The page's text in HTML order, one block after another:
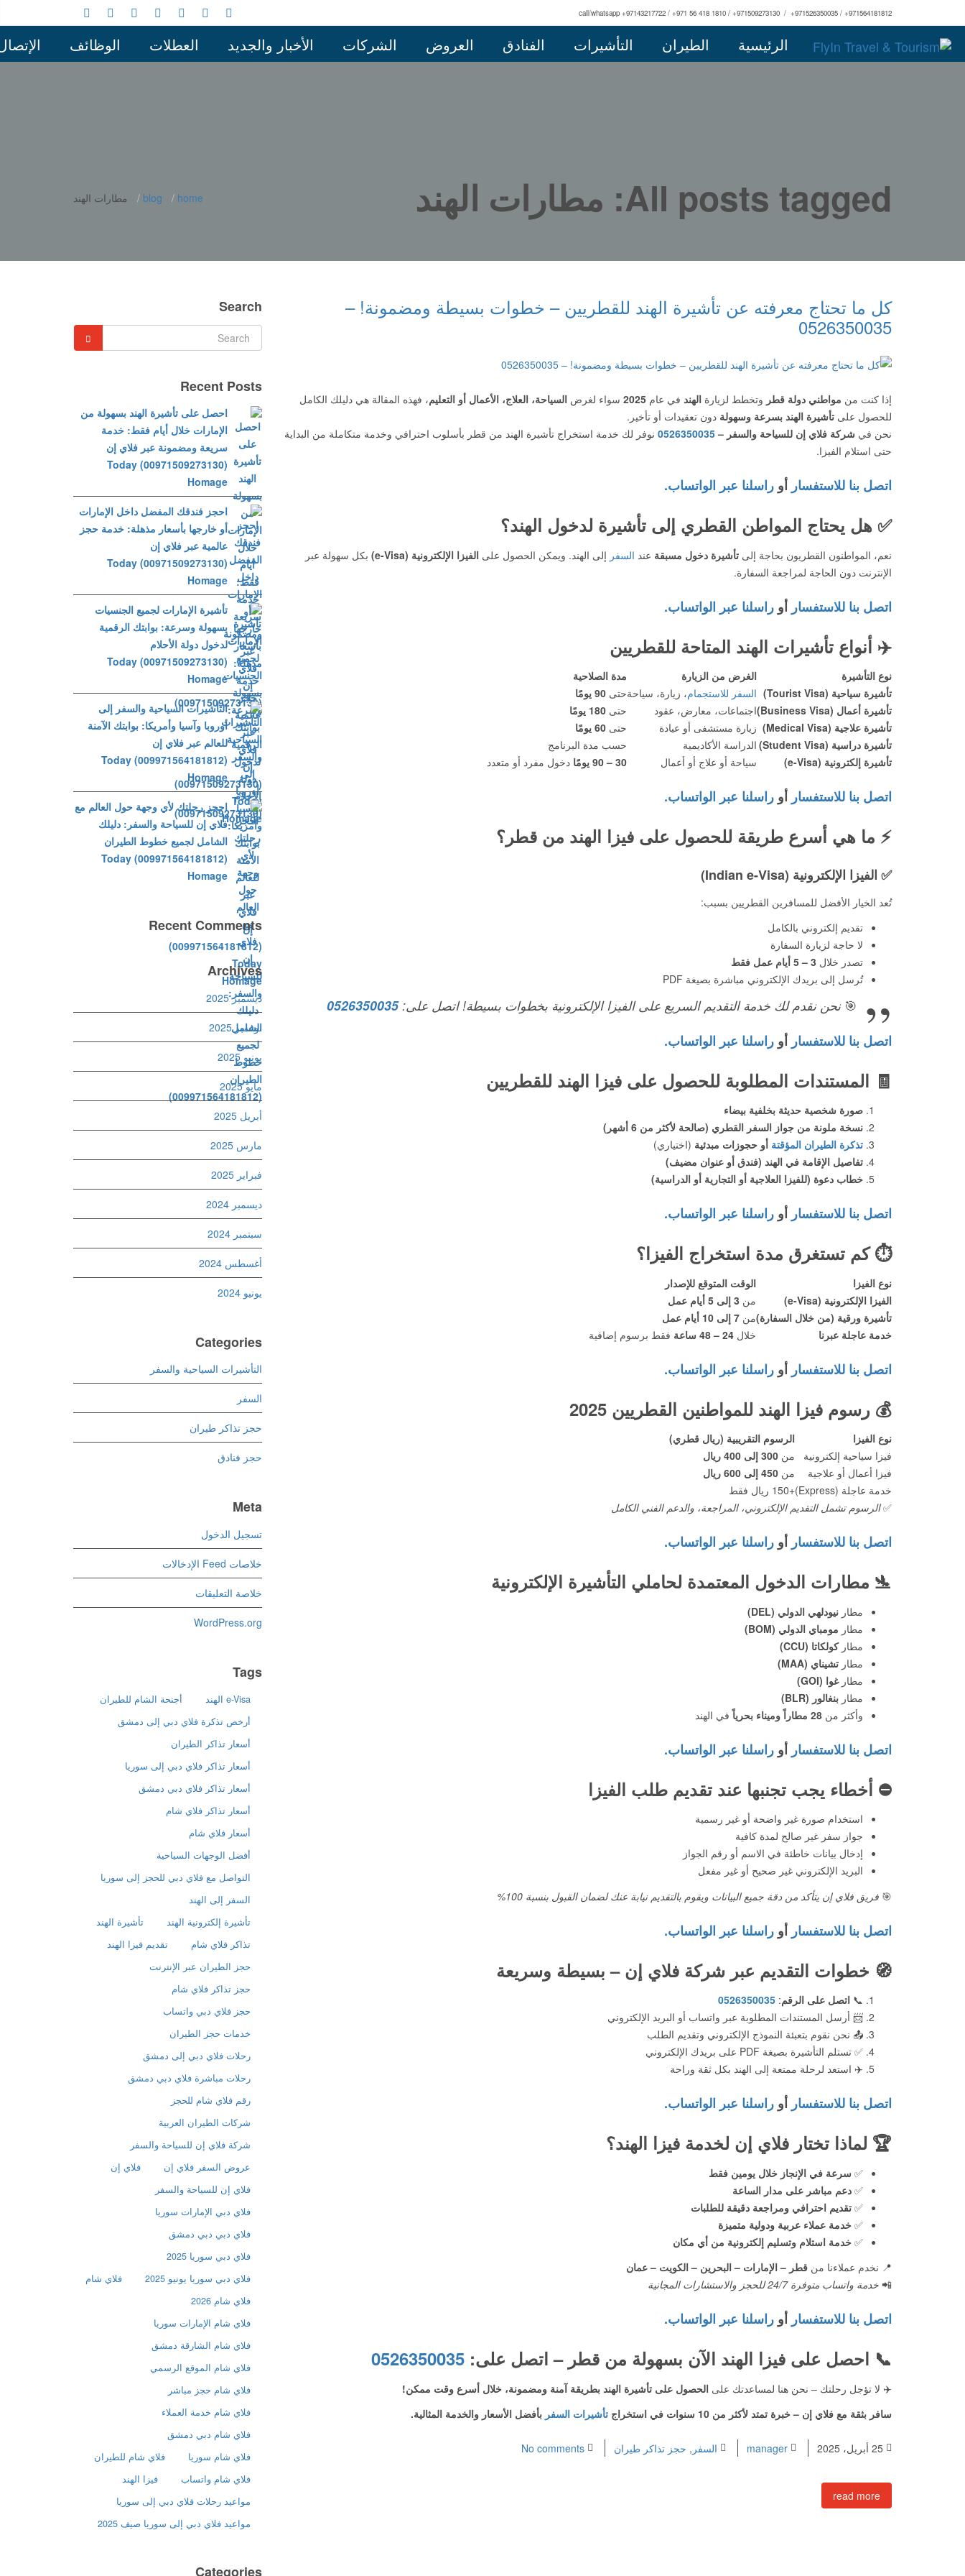
call/whatsapp +97143217722 / +971 56 418 1810 / +971509273130 / +971526350035 / +971564181812
الرئيسية الطيران التأشيرات الفنادق العروض الشركات الأخبار والجديد العطلات الوظائف
All posts tagged: مطارات الهند home
blog مطارات الهند
كل ما تحتاج معرفته عن تأشيرة الهند للقطريين – خطوات بسيطة ومضمونة! –
0526350035
إذا كنت من مواطني دولة قطر وتخطط لزيارة الهند في عام 2025 سواء لغرض السياحة، العلاج، الأعمال أو التعليم، فهذه المقالة هي دليلك الكامل
للحصول على تأشيرة الهند بسرعة وسهولة دون تعقيدات أو تأخير.
نحن في شركة فلاي إن للسياحة والسفر –0526350035 نوفر لك خدمة استخراج تأشيرة الهند من قطر بأسلوب احترافي وخدمة متكاملة من البداية
حتى استلام الفيزا.
اتصل بنا للاستفسار أو راسلنا عبر الواتساب.
✅ هل يحتاج المواطن القطري إلى تأشيرة لدخول الهند؟
نعم، المواطنون القطريون بحاجة إلى تأشيرة دخول مسبقة عند السفر إلى الهند. ويمكن الحصول على الفيزا الإلكترونية (e-Visa)
بكل سهولة عبر
الإنترنت دون الحاجة لمراجعة السفارة.
اتصل بنا للاستفسار أو راسلنا عبر الواتساب.
✈️ أنواع تأشيرات الهند المتاحة للقطريين
نوع التأشيرة الغرض من الزيارة
مدة الصلاحية
تأشيرة سياحية (Tourist Visa)
السفر للاستجمام، زيارة، سياحةحتى 90 يومًا
تأشيرة أعمال (Business Visa)
اجتماعات، معارض، عقود حتى 180 يومًا
تأشيرة علاجية (Medical Visa)
زيارة مستشفى أو عيادة حتى 60 يومًا
تأشيرة دراسية (Student Visa)
الدراسة الأكاديمية
حسب مدة البرنامج
تأشيرة إلكترونية (e-Visa)
سياحة أو علاج أو أعمال 30 – 90 يومًا دخول مفرد أو متعدد
اتصل بنا للاستفسار أو راسلنا عبر الواتساب.
⚡ ما هي أسرع طريقة للحصول على فيزا الهند من قطر؟
✅ الفيزا الإلكترونية (Indian e-Visa)
تُعد الخيار الأفضل للمسافرين القطريين بسبب:
تقديم إلكتروني بالكامل
لا حاجة لزيارة السفارة
تصدر خلال 3 – 5 أيام عمل فقط
تُرسل إلى بريدك الإلكتروني مباشرة بصيغة PDF
🎯نحن نقدم لك خدمة التقديم السريع على الفيزا الإلكترونية بخطوات بسيطة! اتصل على:0526350035
اتصل بنا للاستفسار أو راسلنا عبر الواتساب.
🧾 المستندات المطلوبة للحصول على فيزا الهند للقطريين
صورة شخصية حديثة بخلفية بيضاء
نسخة ملونة من جواز السفر القطري (صالحة لأكثر من 6 أشهر)
تذكرة الطيران المؤقتة أو حجوزات مبدئية (اختياري)
تفاصيل الإقامة في الهند (فندق أو عنوان مضيف)
خطاب دعوة (للفيزا العلاجية أو التجارية أو الدراسية)
اتصل بنا للاستفسار أو راسلنا عبر الواتساب.
⏱️كم تستغرق مدة استخراج الفيزا؟
نوع الفيزا
الوقت المتوقع للإصدار
الفيزا الإلكترونية (e-Visa)
من 3 إلى 5 أيام عمل
تأشيرة ورقية (من خلال السفارة)من 7 إلى 10 أيام عمل
خدمة عاجلة عبرنا
خلال 24 – 48 ساعة فقط برسوم إضافية
اتصل بنا للاستفسار أو راسلنا عبر الواتساب.
💰 رسوم فيزا الهند للمواطنين القطريين 2025
نوع الفيزا
الرسوم التقريبية (ريال قطري)
فيزا سياحية إلكترونية
من 300 إلى 400 ريال
فيزا أعمال أو علاجية
من 450 إلى 600 ريال
خدمة عاجلة (Express)
+150 ريال فقط
✅الرسوم تشمل التقديم الإلكتروني، المراجعة، والدعم الفني الكامل
اتصل بنا للاستفسار أو راسلنا عبر الواتساب.
🛬 مطارات الدخول المعتمدة لحاملي التأشيرة الإلكترونية
مطار نيودلهي الدولي (DEL)
مطار مومباي الدولي (BOM)
مطاركولكاتا (CCU)
مطار تشيناي (MAA)
مطارغوا (GOI)
مطار بنغالور (BLR)
وأكثر من 28 مطاراً وميناء بحرياً في الهند
اتصل بنا للاستفسار أو راسلنا عبر الواتساب.
⛔️ أخطاء يجب تجنبها عند تقديم طلب الفيزا
استخدام صورة غير واضحة أو غير رسمية
جواز سفر غير صالح لمدة كافية
إدخال بيانات خاطئة في الاسم أو رقم الجواز
البريد الإلكتروني غير صحيح أو غير مفعل
🎯 فريق فلاي إن يتأكد من دقة جميع البيانات ويقوم بالتقديم نيابة عنك لضمان القبول بنسبة 100%
اتصل بنا للاستفسار أو راسلنا عبر الواتساب.
🧭 خطوات التقديم عبر شركة فلاي إن – بسيطة وسريعة
📞 اتصل على الرقم:
0526350035
📨 أرسل المستندات المطلوبة عبر واتساب أو البريد الإلكتروني
📤 نحن نقوم بتعبئة النموذج الإلكتروني وتقديم الطلب
✅ تستلم التأشيرة بصيغة PDF على بريدك الإلكتروني
✈️ استعد لرحلة ممتعة إلى الهند بكل ثقة وراحة
اتصل بنا للاستفسار أو راسلنا عبر الواتساب.
🏆 لماذا تختار فلاي إن لخدمة فيزا الهند؟
✅ سرعة في الإنجاز خلال يومين فقط
✅ دعم مباشر على مدار الساعة
✅ تقديم احترافي ومراجعة دقيقة للطلبات
✅ خدمة عملاء عربية ودولية متميزة
✅ خدمة استلام وتسليم إلكترونية من أي مكان
📍 نخدم عملاءنا من قطر – الإمارات – البحرين – الكويت – عمان
📲 خدمة واتساب متوفرة 24/7 للحجز والاستشارات المجانية
اتصل بنا للاستفسار أو راسلنا عبر الواتساب.
📞 احصل على فيزا الهند الآن بسهولة من قطر – اتصل على: 0526350035
✈️ لا تؤجل رحلتك – نحن هنا لمساعدتك على الحصول على تأشيرة الهند بطريقة آمنة ومضمونة، خلال أسرع وقت ممكن!
سافر بثقة مع فلاي إن – خبرة تمتد لأكثر من 10 سنوات في استخراج
تأشيرات السفر بأفضل الأسعار والخدمة المثالية.
manager السفر , حجز تذاكر طيران No comments
read more
Search
Recent Posts
احصل على تأشيرة الهند بسهولة من
الإمارات خلال أيام فقط: خدمة
سريعة ومضمونة عبر فلاي إن
(00971509273130) Today
Homage
احجز فندقك المفضل داخل الإمارات
أو خارجها بأسعار مذهلة: خدمة حجز
عالمية عبر فلاي إن
(00971509273130) Today
Homage
تأشيرة الإمارات لجميع الجنسيات
بسهولة وسرعة: بوابتك الرقمية
لدخول دولة الأحلام
(00971509273130) Today
Homage
التأشيرات السياحية والسفر إلى
أوروبا وآسيا وأمريكا: بوابتك الآمنة
للعالم عبر فلاي إن
(009971564181812) Today
Homage
احجز رحلتك لأي وجهة حول العالم مع
فلاي إن للسياحة والسفر: دليلك
الشامل لجميع خطوط الطيران
(009971564181812) Today
Homage
Recent Comments
Archives
ديسمبر 2025
نوفمبر 2025
يونيو 2025
مايو 2025
أبريل 2025
مارس 2025
فبراير 2025
ديسمبر 2024
سبتمبر 2024
أغسطس 2024
يونيو 2024
Categories
التأشيرات السياحية والسفر
السفر
حجز تذاكر طيران
حجز فنادق
Meta
تسجيل الدخول
خلاصات Feed الإدخالات
خلاصة التعليقات
WordPress.org
Tags
e-Visa الهند
أجنحة الشام للطيران
أرخص تذكرة فلاي دبي إلى دمشق
أسعار تذاكر الطيران
أسعار تذاكر فلاي دبي إلى سوريا
أسعار تذاكر فلاي دبي دمشق
أسعار تذاكر فلاي شام
أسعار فلاي شام
أفضل الوجهات السياحية
التواصل مع فلاي دبي للحجز إلى سوريا
السفر إلى الهند
تأشيرة إلكترونية الهند
تأشيرة الهند
تذاكر فلاي شام
تقديم فيزا الهند
حجز الطيران عبر الإنترنت
حجز تذاكر فلاي شام
حجز فلاي دبي واتساب
خدمات حجز الطيران
رحلات فلاي دبي إلى دمشق
رحلات مباشرة فلاي دبي دمشق
رقم فلاي شام للحجز
شركات الطيران العربية
شركة فلاي إن للسياحة والسفر
عروض السفر فلاي إن
فلاي إن
فلاي إن للسياحة والسفر
فلاي دبي الإمارات سوريا
فلاي دبي دبي دمشق
فلاي دبي سوريا 2025
فلاي دبي سوريا يونيو 2025
فلاي شام
فلاي شام 2026
فلاي شام الإمارات سوريا
فلاي شام الشارقة دمشق
فلاي شام الموقع الرسمي
فلاي شام حجز مباشر
فلاي شام خدمة العملاء
فلاي شام دبي دمشق
فلاي شام سوريا
فلاي شام للطيران
فلاي شام واتساب
فيزا الهند
مواعيد رحلات فلاي دبي إلى سوريا
مواعيد فلاي دبي إلى سوريا صيف 2025
Categories